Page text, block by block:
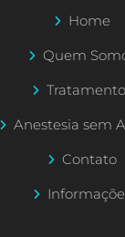
Home
Quem
Anestesia sem
Contato